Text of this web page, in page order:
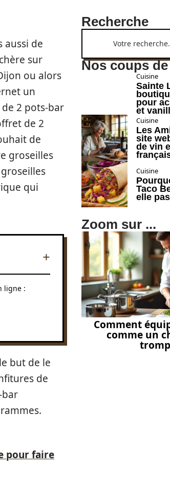
aussi de
sur
ou alors
un
2 pots-bar
de 2
de
groseilles
qui
ligne :
but de le
de
bar
pour faire
Recherche
Nos coups
Cuisine
Sainte
pour
et
Cuisine
Les
site
de vin
Cuisine
Taco
elle
Zoom sur ...
Comment
comme un